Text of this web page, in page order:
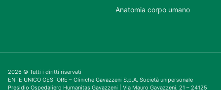
Anatomia corpo umano
2026 © Tutti i diritti riservati
ENTE UNICO GESTORE – Cliniche Gavazzeni S.p.A. Società unipersonale
Presidio Ospedaliero Humanitas Gavazzeni | Via Mauro Gavazzeni, 21 – 24125